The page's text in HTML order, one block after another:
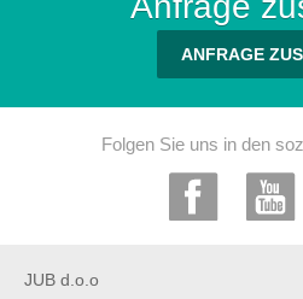
ANFRAGE
Folgen Sie uns in den
JUB d.o.o